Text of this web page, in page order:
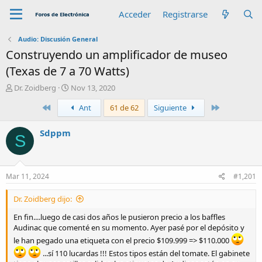
Acceder Registrarse
Audio: Discusión General
Construyendo un amplificador de museo
(Texas de 7 a 70 Watts)
A
r
Dr. Zoidberg
F
e
c
h
i
o
Nov 13, 2020
PrimeroAnt 61 de 62 Siguiente
S Sdppm
Mar 11, 2024 #1,201
Dr. Zoidberg dijo:
En fin....luego de casi dos años le pusieron precio a los baffles
Audinac que comenté en su momento. Ayer pasé por el depósito y
le han pegado una etiqueta con el precio $109.999 => $110.000
...sí 110 lucardas !!! Estos tipos están del tomate. El gabinete